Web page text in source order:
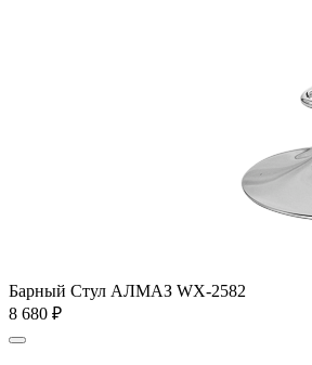
Барный Стул АЛМАЗ WX-2582
8 680 ₽